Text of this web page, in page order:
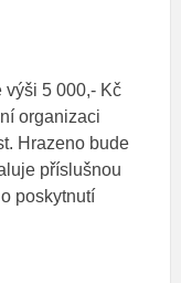
výši 5 000,- Kč
organizaci
Hrazeno bude
příslušnou
poskytnutí